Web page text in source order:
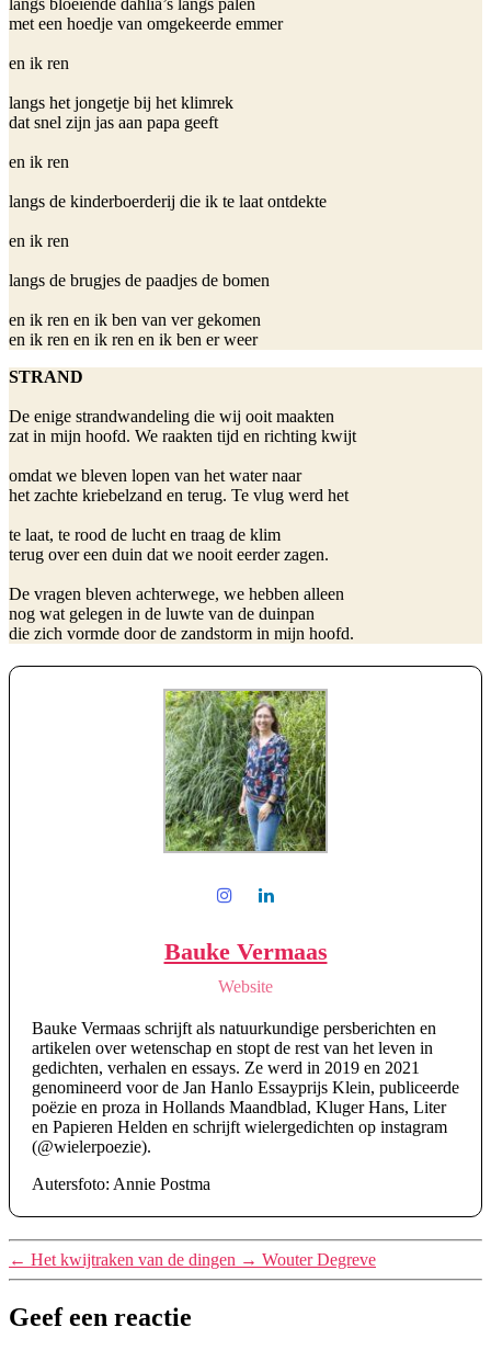
met een hoedje van omgekeerde emmer
en ik ren
langs het jongetje bij het klimrek
dat snel zijn jas aan papa geeft
en ik ren
langs de kinderboerderij die ik te laat ontdekte
en ik ren
langs de brugjes de paadjes de bomen
en ik ren en ik ben van ver gekomen
en ik ren en ik ren en ik ben er weer
STRAND
De enige strandwandeling die wij ooit maakten
zat in mijn hoofd. We raakten tijd en richting kwijt
omdat we bleven lopen van het water naar
het zachte kriebelzand en terug. Te vlug werd het
te laat, te rood de lucht en traag de klim
terug over een duin dat we nooit eerder zagen.
De vragen bleven achterwege, we hebben alleen
nog wat gelegen in de luwte van de duinpan
die zich vormde door de zandstorm in mijn hoofd.
Bauke Vermaas
Website
Bauke Vermaas schrijft als natuurkundige persberichten en
artikelen over wetenschap en stopt de rest van het leven in
gedichten, verhalen en essays. Ze werd in 2019 en 2021
genomineerd voor de Jan Hanlo Essayprijs Klein, publiceerde
poëzie en proza in Hollands Maandblad, Kluger Hans, Liter
en Papieren Helden en schrijft wielergedichten op instagram
(@wielerpoezie).
Autersfoto: Annie Postma
← Het kwijtraken van de dingen → Wouter Degreve
Geef een reactie